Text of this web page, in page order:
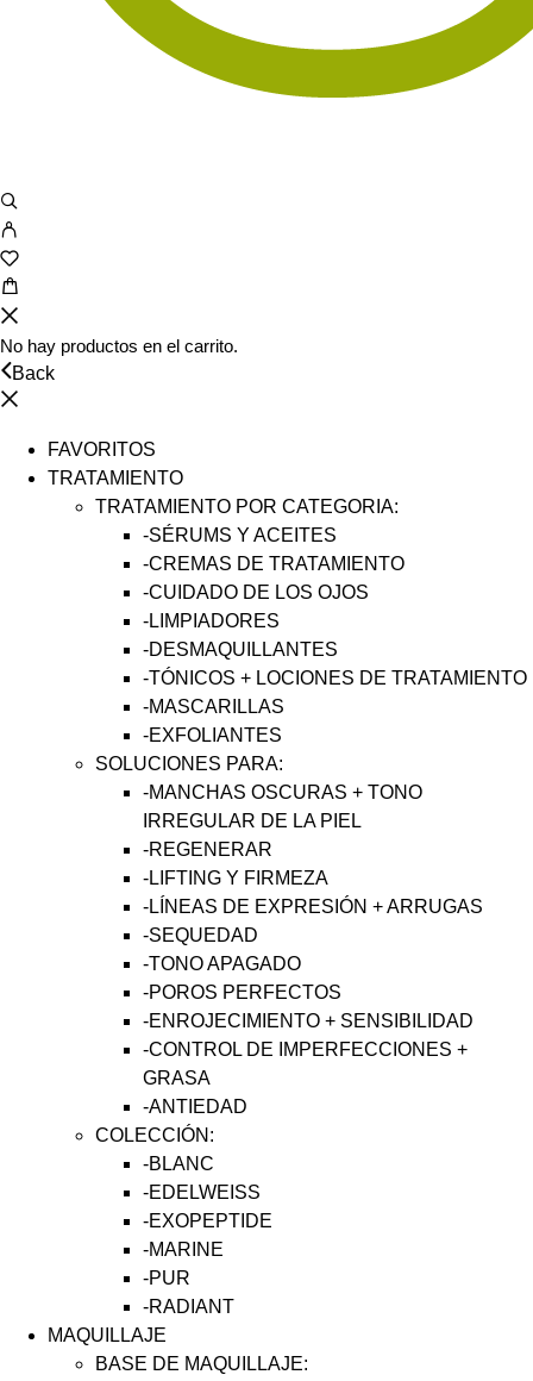
No hay productos en el carrito.
Back
FAVORITOS
TRATAMIENTO
TRATAMIENTO POR CATEGORIA:
-SÉRUMS Y ACEITES
-CREMAS DE TRATAMIENTO
-CUIDADO DE LOS OJOS
-LIMPIADORES
-DESMAQUILLANTES
-TÓNICOS + LOCIONES DE TRATAMIENTO
-MASCARILLAS
-EXFOLIANTES
SOLUCIONES PARA:
-MANCHAS OSCURAS + TONO
IRREGULAR DE LA PIEL
-REGENERAR
-LIFTING Y FIRMEZA
-LÍNEAS DE EXPRESIÓN + ARRUGAS
-SEQUEDAD
-TONO APAGADO
-POROS PERFECTOS
-ENROJECIMIENTO + SENSIBILIDAD
-CONTROL DE IMPERFECCIONES +
GRASA
-ANTIEDAD
COLECCIÓN:
-BLANC
-EDELWEISS
-EXOPEPTIDE
-MARINE
-PUR
-RADIANT
MAQUILLAJE
BASE DE MAQUILLAJE: